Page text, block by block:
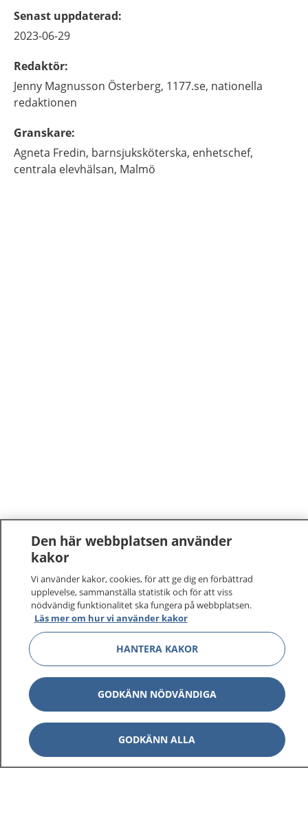
Senast uppdaterad:
2023-06-29
Redaktör:
Jenny Magnusson Österberg, 1177.se, nationella
redaktionen
Granskare:
Agneta Fredin, barnsjuksköterska, enhetschef,
centrala elevhälsan, Malmö
1177–tryggt om din hälsa och vård
På 1177.se får du råd om hälsa och information om
sjukdomar och vilka mottagningar du kan kontakta.
Logga in för att läsa din journal och göra dina
sjukvårdsrådgivning dygnet runt.
1177 ger dig råd när du vill må bättre.
Den här webbplatsen använder
kakor
Vi använder kakor, cookies, för att ge dig en förbättrad
upplevelse, sammanställa statistik och för att viss
nödvändig funktionalitet ska fungera på webbplatsen.
Läs mer om hur vi använder kakor
HANTERA KAKOR
GODKÄNN NÖDVÄNDIGA
GODKÄNN ALLA